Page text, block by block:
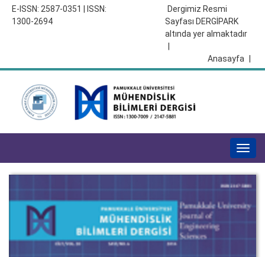
E-ISSN: 2587-0351 | ISSN:
1300-2694
Dergimiz Resmi
Sayfası DERGİPARK
altında yer almaktadır
Anasayfa